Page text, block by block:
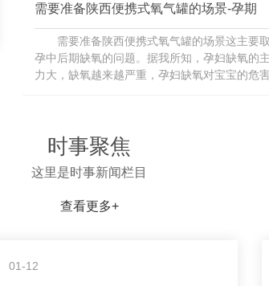
需要准备陕西便携式氧气罐的场景-孕期
需要准备陕西便携式氧气罐的场景这主要
孕中后期缺氧的问题。据我所知，孕妇缺氧的
力大，缺氧越来越严重，孕妇缺氧对宝宝的危
时事聚焦
这里是时事新闻栏目
查看更多+
01-12